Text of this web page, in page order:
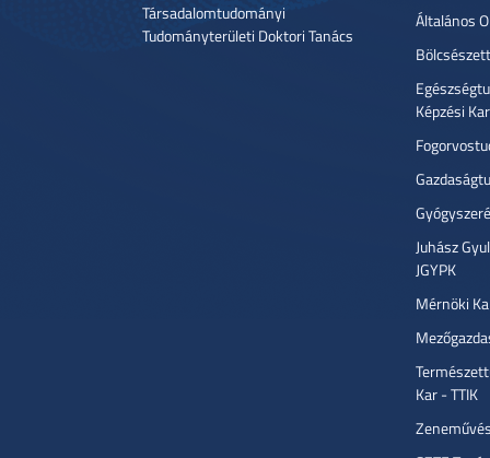
Társadalomtudományi
Tudományterületi Doktori Tanács
Általános
Képzési
Juhász
JGYPK
Mérnöki
Kar - TTIK